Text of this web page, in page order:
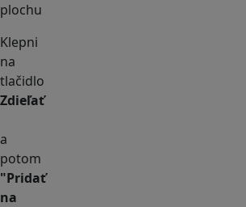
plochu
Klepni
na
tlačidlo
Zdieľať
a
potom
"Pridať
na